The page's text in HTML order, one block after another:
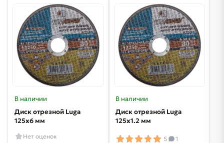
В наличии
Диск отрезной Luga
125х6 мм
Нет оценок
В наличии
Диск отрезной Luga
125х1.2 мм
5 1